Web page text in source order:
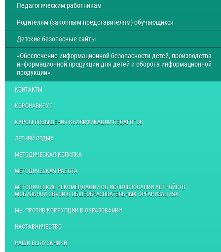
Педагогическим работникам
Родителям (законным представителям) обучающихся
Детские безопасные сайты
«Обеспечение информационной безопасности детей, производства
информационной продукции для детей и оборота информационной
продукции».
КОНТАКТЫ
КОРОНАВИРУС
КУРСЫ ПОВЫШЕНИЯ КВАЛИФИКАЦИИ ПЕДАГОГОВ
ЛЕТНИЙ ОТДЫХ
МЕТОДИЧЕСКАЯ КОПИЛКА
МЕТОДИЧЕСКАЯ РАБОТА
МЕТОДИЧЕСКИЕ РЕКОМЕНДАЦИИ ОБ ИСПОЛЬЗОВАНИИ УСТРОЙСТВ
МОБИЛЬНОЙ СВЯЗИ В ОБЩЕОБРАЗОВАТЕЛЬНЫХ ОРГАНИЗАЦИЯХ
МЫ ПРОТИВ КОРРУПЦИИ В ОБРАЗОВАНИИ
НАСТАВНИЧЕСТВО
НАШИ ВЫПУСКНИКИ